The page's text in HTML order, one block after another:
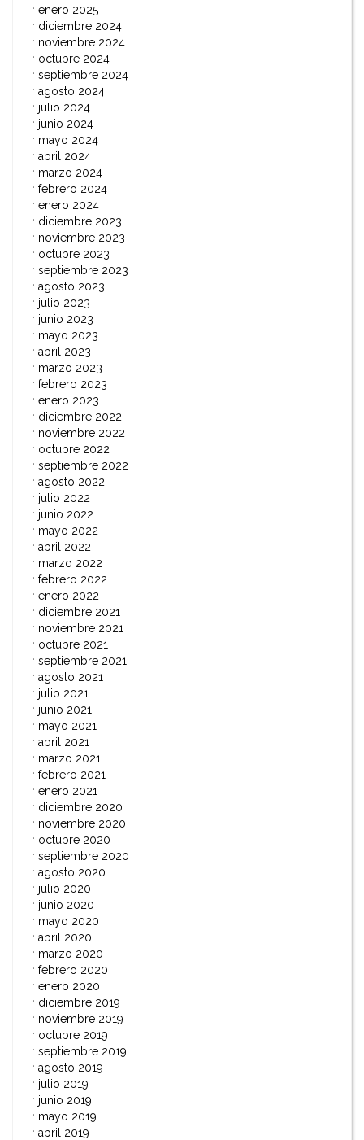
enero 2025
diciembre 2024
noviembre 2024
octubre 2024
septiembre 2024
agosto 2024
julio 2024
junio 2024
mayo 2024
abril 2024
marzo 2024
febrero 2024
enero 2024
diciembre 2023
noviembre 2023
octubre 2023
septiembre 2023
agosto 2023
julio 2023
junio 2023
mayo 2023
abril 2023
marzo 2023
febrero 2023
enero 2023
diciembre 2022
noviembre 2022
octubre 2022
septiembre 2022
agosto 2022
julio 2022
junio 2022
mayo 2022
abril 2022
marzo 2022
febrero 2022
enero 2022
diciembre 2021
noviembre 2021
octubre 2021
septiembre 2021
agosto 2021
julio 2021
junio 2021
mayo 2021
abril 2021
marzo 2021
febrero 2021
enero 2021
diciembre 2020
noviembre 2020
octubre 2020
septiembre 2020
agosto 2020
julio 2020
junio 2020
mayo 2020
abril 2020
marzo 2020
febrero 2020
enero 2020
diciembre 2019
noviembre 2019
octubre 2019
septiembre 2019
agosto 2019
julio 2019
junio 2019
mayo 2019
abril 2019